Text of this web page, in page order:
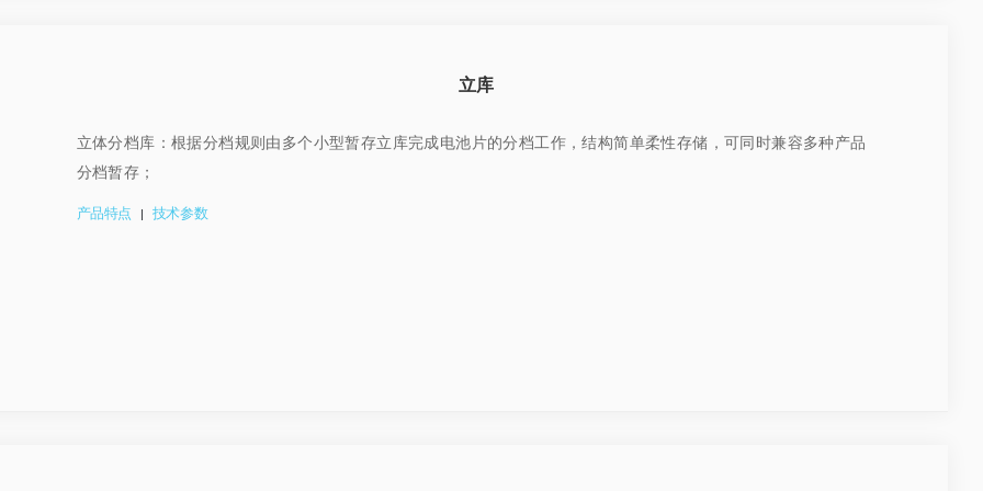
立库
立体分档库：根据分档规则由多个小型暂存立库完成电池片的分档工作，结构简单柔性存储，可同时兼容多种产品
分档暂存；
产品特点 | 技术参数